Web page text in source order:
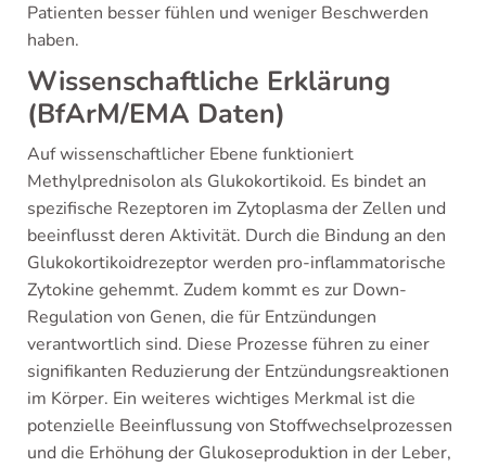
Patienten besser fühlen und weniger Beschwerden
haben.
Wissenschaftliche Erklärung
(BfArM/EMA Daten)
Auf wissenschaftlicher Ebene funktioniert
Methylprednisolon als Glukokortikoid. Es bindet an
spezifische Rezeptoren im Zytoplasma der Zellen und
beeinflusst deren Aktivität. Durch die Bindung an den
Glukokortikoidrezeptor werden pro-inflammatorische
Zytokine gehemmt. Zudem kommt es zur Down-
Regulation von Genen, die für Entzündungen
verantwortlich sind. Diese Prozesse führen zu einer
signifikanten Reduzierung der Entzündungsreaktionen
im Körper. Ein weiteres wichtiges Merkmal ist die
potenzielle Beeinflussung von Stoffwechselprozessen
und die Erhöhung der Glukoseproduktion in der Leber,